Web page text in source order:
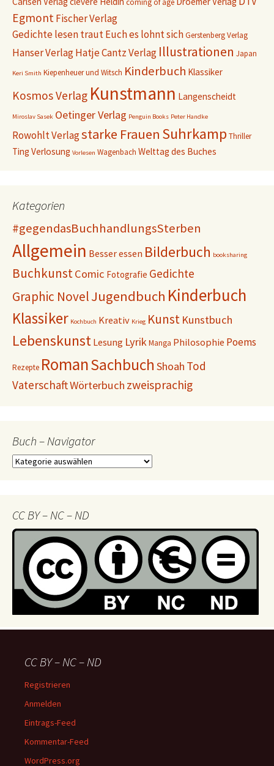
Egmont Fischer Verlag
Gedichte lesen traut Euch es lohnt sichGerstenberg Verlag
Hanser VerlagHatje Cantz Verlag Illustrationen Japan
Keri Smith Kiepenheuer und Witsch Kinderbuch Klassiker
Kosmos Verlag Kunstmann Langenscheidt
Miroslav Sasek Oetinger Verlag Penguin Books Peter Handke
Rowohlt Verlagstarke Frauen Suhrkamp Thriller
Ting Verlosung Vorlesen Wagenbach Welttag des Buches
Kategorien
#gegendasBuchhandlungsSterben
Allgemein Besser essen Bilderbuch booksharing
BuchkunstComic Fotografie Gedichte
Graphic NovelJugendbuch Kinderbuch
Klassiker Kochbuch Kreativ Krieg Kunst Kunstbuch
Lebenskunst Lesung Lyrik Manga Philosophie Poems
Rezepte RomanSachbuch Shoah Tod
VaterschaftWörterbuch zweisprachig
Buch – Navigator
Buch
CC BY – NC – ND
CC BY – NC – ND
Registrieren
Anmelden
Eintrags-Feed
Kommentar-Feed
WordPress.org